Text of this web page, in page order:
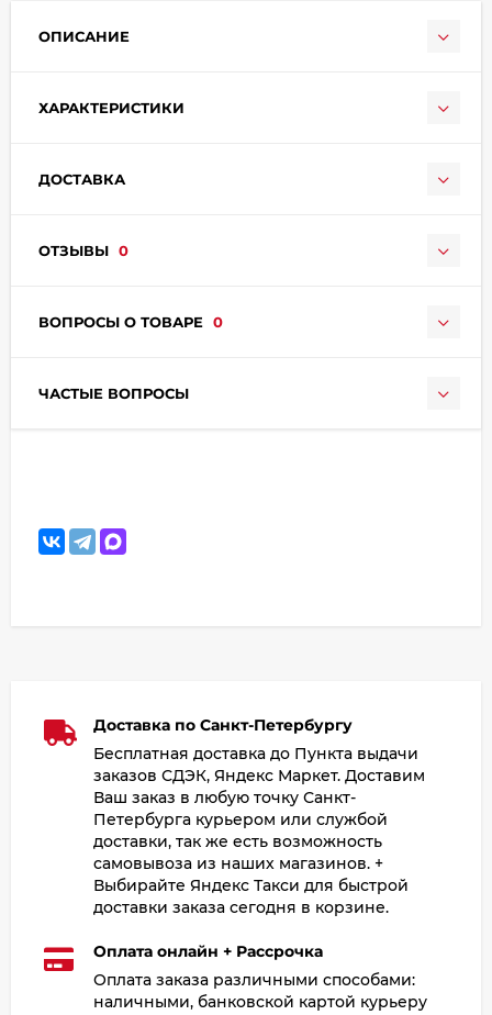
ОПИСАНИЕ
ХАРАКТЕРИСТИКИ
ДОСТАВКА
ОТЗЫВЫ 0
ВОПРОСЫ О ТОВАРЕ 0
ЧАСТЫЕ ВОПРОСЫ
Доставка по Санкт-Петербургу
Бесплатная доставка до Пункта выдачи
заказов СДЭК, Яндекс Маркет. Доставим
Ваш заказ в любую точку Санкт-
Петербурга курьером или службой
доставки, так же есть возможность
самовывоза из наших магазинов. +
Выбирайте Яндекс Такси для быстрой
доставки заказа сегодня в корзине.
Оплата онлайн + Рассрочка
Оплата заказа различными способами:
наличными, банковской картой курьеру